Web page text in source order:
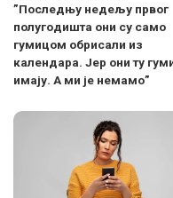
”Последњу недељу првог
полугодишта они су само
гумицом обрисали из
календара. Јер они ту
имају. А ми је немамо”